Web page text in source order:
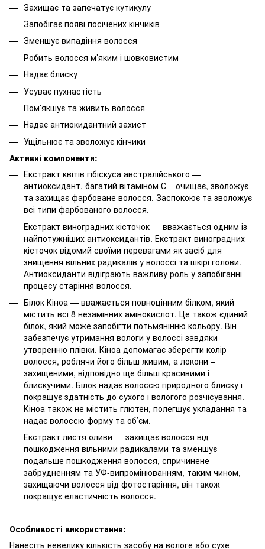
Захищає та запечатує кутикулу
Запобігає появі посічених кінчиків
Зменшує випадіння волосся
Робить волосся м’яким і шовковистим
Надає блиску
Усуває пухнастість
Пом’якшує та живить волосся
Надає антиокидантний захист
Ущільнює та зволожує кінчики
Активні компоненти:
Екстракт квітів гібіскуса австралійського —
антиоксидант, багатий вітаміном С – очищає, зволожує
та захищає фарбоване волосся. Заспокоює та зволожує
всі типи фарбованого волосся.
Екстракт виноградних кісточок — вважається одним із
найпотужніших антиоксидантів. Екстракт виноградних
кісточок відомий своїми перевагами як засіб для
знищення вільних радикалів у волоссі та шкірі голови.
Антиоксиданти відіграють важливу роль у запобіганні
процесу старіння волосся.
Білок Кіноа — вважається повноцінним білком, який
містить всі 8 незамінних амінокислот. Це також єдиний
білок, який може запобігти потьмянінню кольору. Він
забезпечує утримання вологи у волоссі завдяки
утворенню плівки. Кіноа допомагає зберегти колір
волосся, роблячи його більш живим, а локони –
захищеними, відповідно ще більш красивими і
блискучими. Білок надає волоссю природного блиску і
покращує здатність до сухого і вологого розчісування.
Кіноа також не містить глютен, полегшує укладання та
надає волоссю форму та об’єм.
Екстракт листя оливи — захищає волосся від
пошкодження вільними радикалами та зменшує
подальше пошкодження волосся, спричинене
забрудненням та УФ-випромінюванням, таким чином,
захищаючи волосся від фотостаріння, він також
покращує еластичність волосся.
Особливості використання:
Нанесіть невелику кількість засобу на вологе або сухе